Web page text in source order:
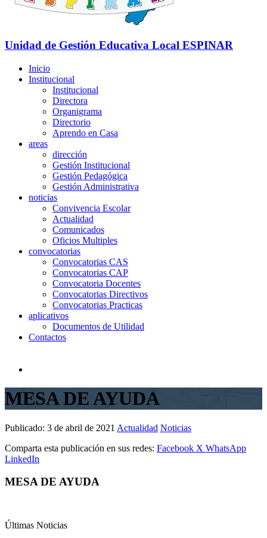
Unidad de Gestión Educativa Local ESPINAR
Inicio
Institucional
Institucional
Directora
Organigrama
Directorio
Aprendo en Casa
areas
dirección
Gestión Institucional
Gestión Pedagógica
Gestión Administrativa
noticias
Convivencia Escolar
Actualidad
Comunicados
Oficios Multiples
convocatorias
Convocatorias CAS
Convocatorias CAP
Convocatoria Docentes
Convocatorias Directivos
Convocatorias Practicas
aplicativos
Documentos de Utilidad
Contactos
MESA DE AYUDA
Publicado: 3 de abril de 2021 Actualidad Noticias
Comparta esta publicación en sus redes: Facebook X WhatsApp
LinkedIn
MESA DE AYUDA
Últimas Noticias